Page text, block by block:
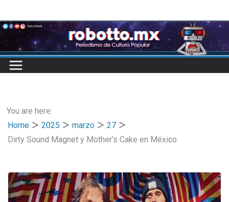
to
content
You are here:
Home
2025 marzo
27
Dirty Sound Magnet y Mother’s Cake en México.